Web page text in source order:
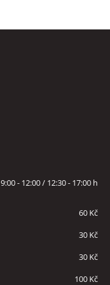
9:00 - 12:00 / 12:30 - 17:00 h
60 Kč
30 Kč
30 Kč
100 Kč